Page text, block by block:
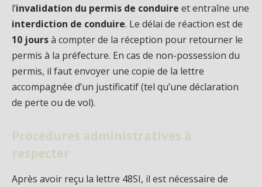
l’invalidation du permis de conduire et entraîne une
interdiction de conduire. Le délai de réaction est de
10 joursà compter de la réception pour retourner le
permis à la préfecture. En cas de non-possession du
permis, il faut envoyer une copie de la lettre
accompagnée d’un justificatif (tel qu’une déclaration
de perte ou de vol).
Procédures administratives à
respecter
Après avoir reçu la lettre 48SI, il est nécessaire de